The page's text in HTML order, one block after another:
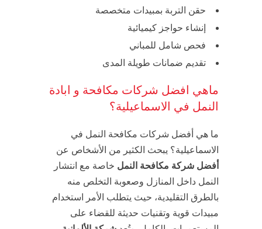
حقن التربة بمبيدات متخصصة
إنشاء حواجز كيميائية
فحص شامل للمباني
تقديم ضمانات طويلة المدى
ماهي افضل شركات مكافحة و ابادة
النمل في الاسماعيلية؟
ما هي أفضل شركات مكافحة النمل في
الاسماعيلية؟ يبحث الكثير من الأشخاص عن
أفضل شركة مكافحة النمل خاصة مع انتشار
النمل داخل المنازل وصعوبة التخلص منه
بالطرق التقليدية، حيث يتطلب الأمر استخدام
مبيدات قوية وتقنيات حديثة للقضاء على